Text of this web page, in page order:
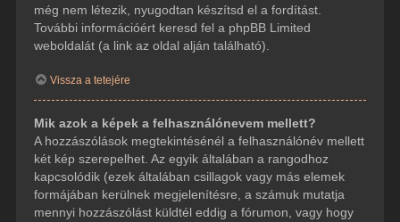
még nem létezik, nyugodtan készítsd el a fordítást.
További információért keresd fel a phpBB Limited
weboldalát (a link az oldal alján található).
Vissza a tetejére
Mik azok a képek a felhasználónevem mellett?
A hozzászólások megtekintésénél a felhasználónév mellett
két kép szerepelhet. Az egyik általában a rangodhoz
kapcsolódik (ezek általában csillagok vagy más elemek
formájában kerülnek megjelenítésre, a számuk mutatja
mennyi hozzászólást küldtél eddig a fórumon, vagy hogy